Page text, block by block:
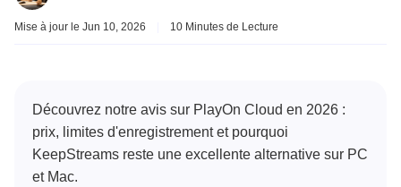
Mise à jour le Jun 10, 2026 10 Minutes de Lecture
Découvrez notre avis sur PlayOn Cloud en 2026 :
prix, limites d'enregistrement et pourquoi
KeepStreams reste une excellente alternative sur PC
et Mac.